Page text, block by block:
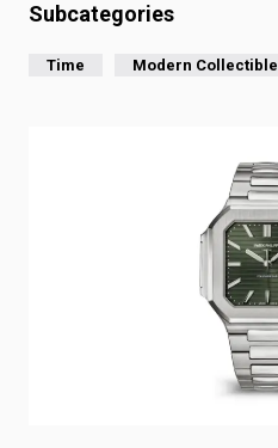
Subcategories
Time Modern Collectible